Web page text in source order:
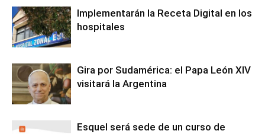
Implementarán la Receta Digital en los
hospitales
Gira por Sudamérica: el Papa León XIV
visitará la Argentina
Esquel será sede de un curso de